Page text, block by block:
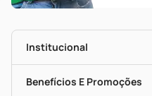
Institucional
Nossas Lojas
Benefícios E Promoções